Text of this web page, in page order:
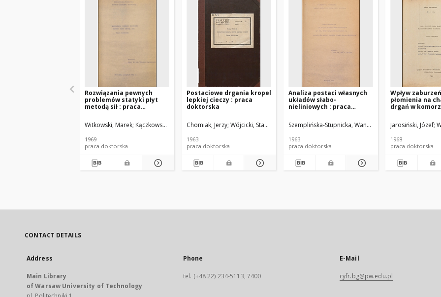
Rozwiązania pewnych
problemów statyki płyt
metodą sił : praca
Witkowski, Marek Kączkowski, Zbigniew (1921-2018). Promotor
1969
praca doktorska
Postaciowe drgania kropel
lepkiej cieczy : praca
doktorska
Chomiak, Jerzy Wójcicki, Stanisław (1922-2009). Promotor
1963
praca doktorska
Analiza postaci własnych
układów słabo-
nieliniowych : praca
Szemplińska-Stupnicka, Wanda (1932-2014) Fiszdon,
1963
praca doktorska
Wpływ
płomienia na
drgań w
Jarosiński, Józef
1968
praca doktorska
CONTACT DETAILS
Address
Main Library
of Warsaw University of Technology
Phone
tel. (+48 22) 234-5113, 7400
E-Mail
cyfr.bg@pw.edu.pl